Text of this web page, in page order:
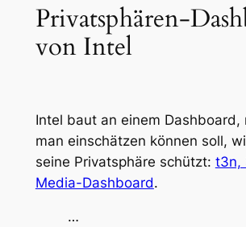
Privatsphären-
von Intel
Intel baut an einem Dashboard,
man einschätzen können soll,
seine Privatsphäre schützt: t3n,
Media-Dashboard.
…